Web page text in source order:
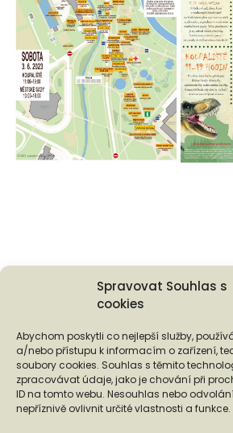
Spravovat Souhlas s
cookies
Abychom poskytli co nejlepší služby,
a/nebo přístupu k informacím o zařízení,
soubory cookies. Souhlas s těmito
zpracovávat údaje, jako je chování při
ID na tomto webu. Nesouhlas nebo
nepříznivě ovlivnit určité vlastnosti a funkce.
Podporují nás...